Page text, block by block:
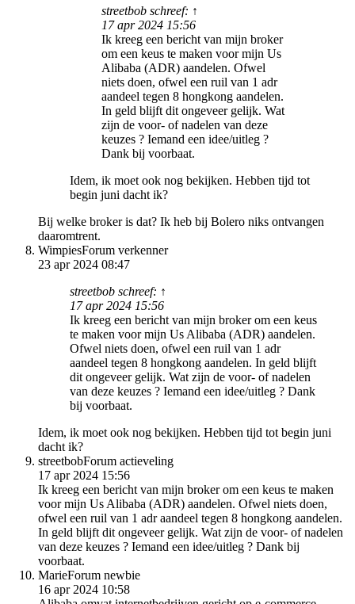
streetbob schreef: ↑
17 apr 2024 15:56
Ik kreeg een bericht van mijn broker
om een keus te maken voor mijn Us
Alibaba (ADR) aandelen. Ofwel
niets doen, ofwel een ruil van 1 adr
aandeel tegen 8 hongkong aandelen.
In geld blijft dit ongeveer gelijk. Wat
zijn de voor- of nadelen van deze
keuzes ? Iemand een idee/uitleg ?
Dank bij voorbaat.
Idem, ik moet ook nog bekijken. Hebben tijd tot
begin juni dacht ik?
Bij welke broker is dat? Ik heb bij Bolero niks ontvangen
daaromtrent.
WimpiesForum verkenner
23 apr 2024 08:47
streetbob schreef: ↑
17 apr 2024 15:56
Ik kreeg een bericht van mijn broker om een keus
te maken voor mijn Us Alibaba (ADR) aandelen.
Ofwel niets doen, ofwel een ruil van 1 adr
aandeel tegen 8 hongkong aandelen. In geld blijft
dit ongeveer gelijk. Wat zijn de voor- of nadelen
van deze keuzes ? Iemand een idee/uitleg ? Dank
bij voorbaat.
Idem, ik moet ook nog bekijken. Hebben tijd tot begin juni
dacht ik?
streetbobForum actieveling
17 apr 2024 15:56
Ik kreeg een bericht van mijn broker om een keus te maken
voor mijn Us Alibaba (ADR) aandelen. Ofwel niets doen,
ofwel een ruil van 1 adr aandeel tegen 8 hongkong aandelen.
In geld blijft dit ongeveer gelijk. Wat zijn de voor- of nadelen
van deze keuzes ? Iemand een idee/uitleg ? Dank bij
voorbaat.
MarieForum newbie
16 apr 2024 10:58